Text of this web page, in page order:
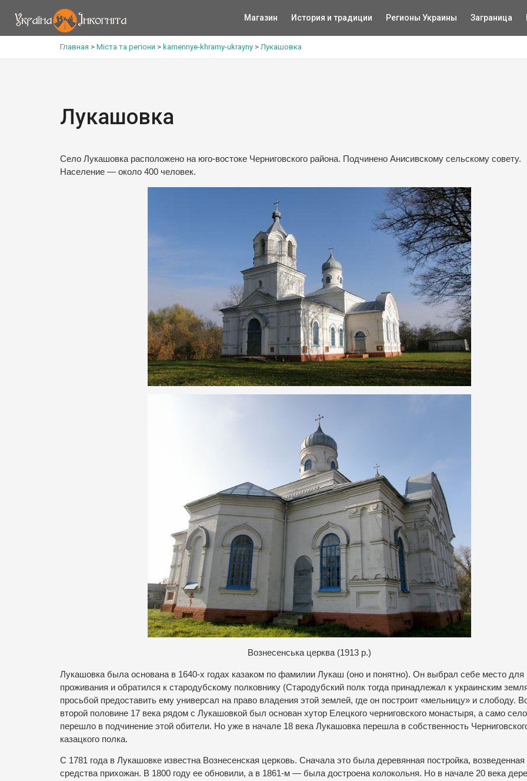
Магазин История и традиции Регионы Украины Заграница
Главная > Міста та регіони > kamennye-khramy-ukrayny >Лукашовка
Лукашовка
Село Лукашовка расположено на юго-востоке Черниговского района. Подчинено Анисивскому сельскому совету.
Население — около 400 человек.
Вознесенська церква (1913 р.)
Лукашовка была основана в 1640-х годах казаком по фамилии Лукаш (оно и понятно). Он выбрал себе место для
проживания и обратился к стародубскому полковнику (Стародубский полк тогда принадлежал к украинским
просьбой предоставить ему универсал на право владения этой землей, где он построит «мельницу» и слободу.
второй половине 17 века рядом с Лукашовкой был основан хутор Елецкого черниговского монастыря, а само село
перешло в подчинение этой обители. Но уже в начале 18 века Лукашовка перешла в собственность
казацкого полка.
С 1781 года в Лукашовке известна Вознесенская церковь. Сначала это была деревянная постройка, возведенная
средства прихожан. В 1800 году ее обновили, а в 1861-м — была достроена колокольня. Но в начале 20 века